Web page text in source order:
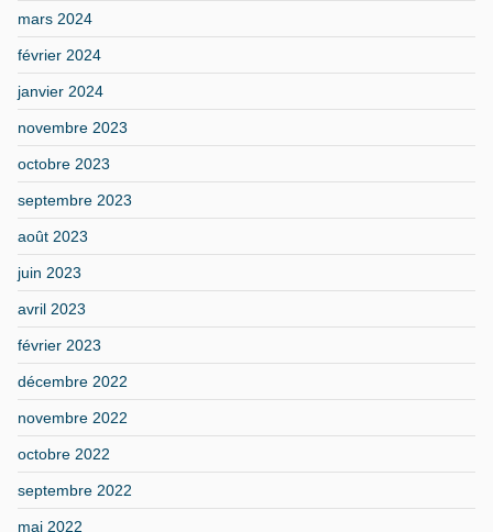
mars 2024
février 2024
janvier 2024
novembre 2023
octobre 2023
septembre 2023
août 2023
juin 2023
avril 2023
février 2023
décembre 2022
novembre 2022
octobre 2022
septembre 2022
mai 2022